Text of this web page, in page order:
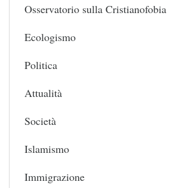
Osservatorio sulla Cristianofobia
Ecologismo
Politica
Attualità
Società
Islamismo
Immigrazione